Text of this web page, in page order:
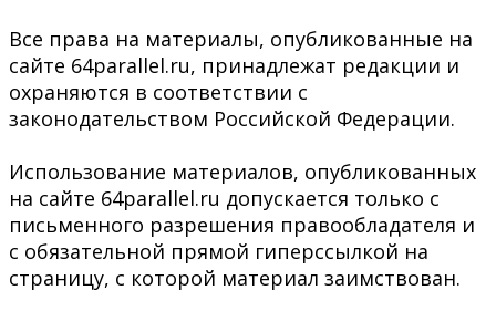
Все права на материалы, опубликованные на
сайте 64parallel.ru, принадлежат редакции и
охраняются в соответствии с
законодательством Российской Федерации.
Использование материалов, опубликованных
на сайте 64parallel.ru допускается только с
письменного разрешения правообладателя и
с обязательной прямой гиперссылкой на
страницу, с которой материал заимствован.